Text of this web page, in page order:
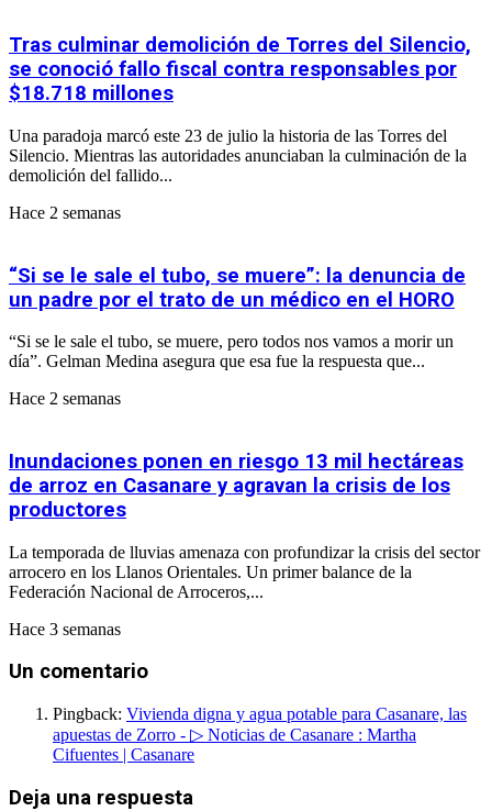
Tras culminar demolición de Torres del Silencio,
se conoció fallo fiscal contra responsables por
$18.718 millones
Una paradoja marcó este 23 de julio la historia de las Torres del
Silencio. Mientras las autoridades anunciaban la culminación de la
demolición del fallido...
Hace 2 semanas
“Si se le sale el tubo, se muere”: la denuncia de
un padre por el trato de un médico en el HORO
“Si se le sale el tubo, se muere, pero todos nos vamos a morir un
día”. Gelman Medina asegura que esa fue la respuesta que...
Hace 2 semanas
Inundaciones ponen en riesgo 13 mil hectáreas
de arroz en Casanare y agravan la crisis de los
productores
La temporada de lluvias amenaza con profundizar la crisis del sector
arrocero en los Llanos Orientales. Un primer balance de la
Federación Nacional de Arroceros,...
Hace 3 semanas
Un comentario
Pingback: Vivienda digna y agua potable para Casanare, las
apuestas de Zorro - ▷ Noticias de Casanare : Martha
Cifuentes | Casanare
Deja una respuesta